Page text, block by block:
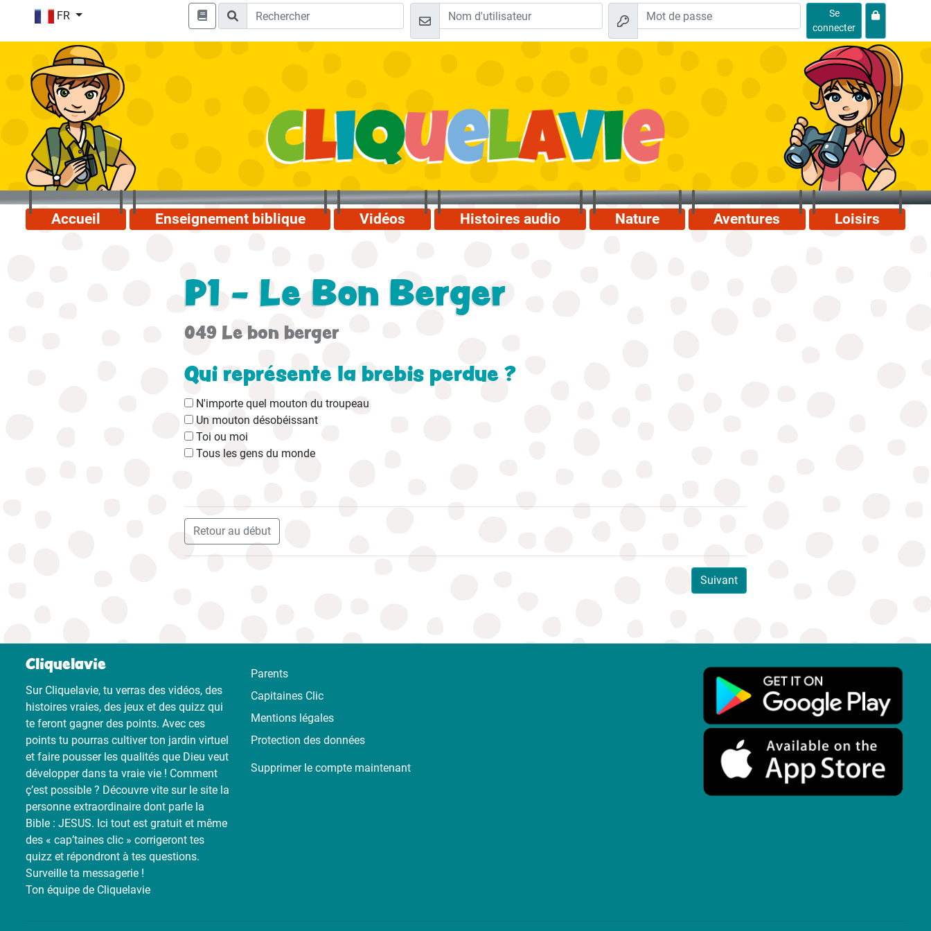
FR
Se
connecter
Accueil Enseignement biblique Vidéos Histoires audio Nature Aventures Loisirs
P1 - Le Bon Berger
049 Le bon berger
Qui représente la brebis perdue ?
N'importe quel mouton du troupeau
Un mouton désobéissant
Toi ou moi
Tous les gens du monde
Retour au début
Suivant
Cliquelavie
Sur Cliquelavie, tu verras des vidéos, des
histoires vraies, des jeux et des quizz qui
te feront gagner des points. Avec ces
points tu pourras cultiver ton jardin virtuel
et faire pousser les qualités que Dieu veut
développer dans ta vraie vie ! Comment
ç’est possible ? Découvre vite sur le site la
personne extraordinaire dont parle la
Bible : JESUS. Ici tout est gratuit et même
des « cap’taines clic » corrigeront tes
quizz et répondront à tes questions.
Surveille ta messagerie !
Ton équipe de Cliquelavie
Parents
Capitaines Clic
Mentions légales
Protection des données
Supprimer le compte maintenant